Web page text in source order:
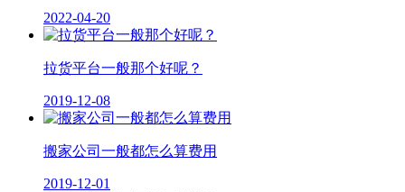
2022-04-20
拉货平台一般那个好呢？
2019-12-08
搬家公司一般都怎么算费用
2019-12-01